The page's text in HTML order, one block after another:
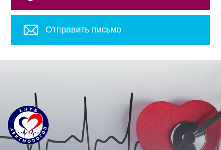
Отправить письмо